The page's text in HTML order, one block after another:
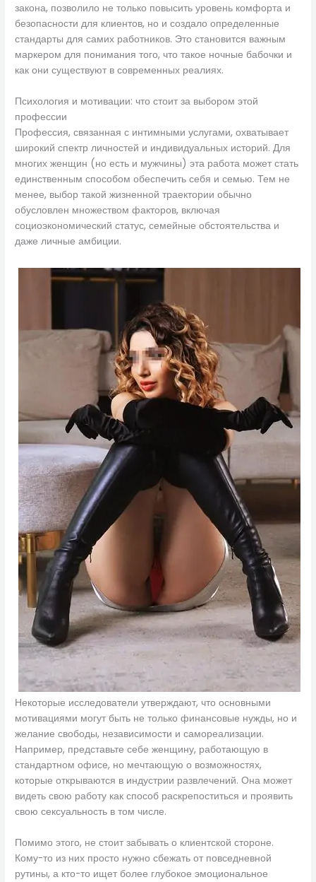
закона, позволило не только повысить уровень комфорта и
безопасности для клиентов, но и создало определенные
стандарты для самих работников. Это становится важным
маркером для понимания того, что такое ночные бабочки и
как они существуют в современных реалиях.
Психология и мотивации: что стоит за выбором этой
профессии
Профессия, связанная с интимными услугами, охватывает
широкий спектр личностей и индивидуальных историй. Для
многих женщин (но есть и мужчины) эта работа может стать
единственным способом обеспечить себя и семью. Тем не
менее, выбор такой жизненной траектории обычно
обусловлен множеством факторов, включая
социоэкономический статус, семейные обстоятельства и
даже личные амбиции.
Некоторые исследователи утверждают, что основными
мотивациями могут быть не только финансовые нужды, но и
желание свободы, независимости и самореализации.
Например, представьте себе женщину, работающую в
стандартном офисе, но мечтающую о возможностях,
которые открываются в индустрии развлечений. Она может
видеть свою работу как способ раскрепоститься и проявить
свою сексуальность в том числе.
Помимо этого, не стоит забывать о клиентской стороне.
Кому-то из них просто нужно сбежать от повседневной
рутины, а кто-то ищет более глубокое эмоциональное